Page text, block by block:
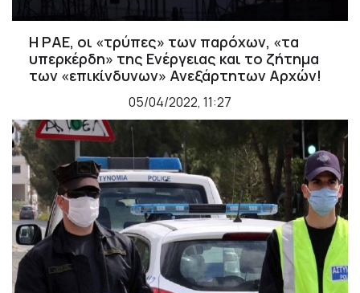
Η ΡΑΕ, οι «τρύπες» των παρόχων, «τα
υπερκέρδη» της Ενέργειας και το ζήτημα
των «επικίνδυνων» Ανεξάρτητων Αρχών!
05/04/2022, 11:27